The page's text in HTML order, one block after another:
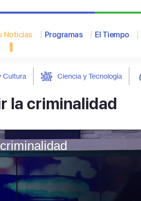
Noticias Programas El Tiempo
Cultura Ciencia y Tecnología
la criminalidad